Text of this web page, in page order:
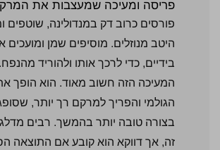
פריסה ומעיכה שמעצבות את
פורסים כרוב דק במנדולינה, שוטפים
היטב מנוזלים. מוסיפים שמן ומועכים
בידיים, כדי לרכך אותו ולהוריד
המעיכה הזה חשוב מאוד. הוא הופך
הגולמי והפריך למרקם רך יותר,
בצורה טובה יותר בהמשך. רבים
זה, אך דווקא הוא קובע אם התוצאה